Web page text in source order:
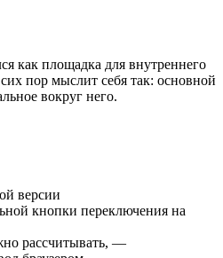
как площадка для внутреннего
пор мыслит себя так: основной
вокруг него.
версии
кнопки переключения на
рассчитывать, —